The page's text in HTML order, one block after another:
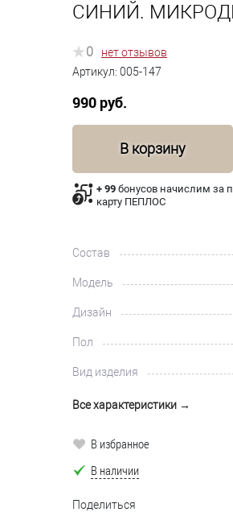
СИНИЙ.
0
нет отзывов
Артикул: 005-147
990 руб.
В корзину
+ 99 бонусов начислим за
карту ПЕПЛОС
Состав
Модель
Дизайн
Пол
Вид изделия
Все характеристики →
В избранное
В наличии
Поделиться